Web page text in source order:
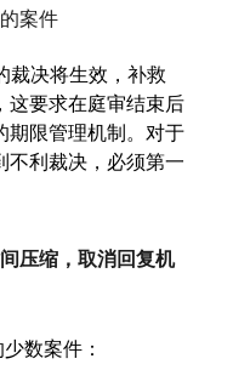
案件
裁决将生效，补救
这要求在庭审结束后
期限管理机制。对于
不利裁决，必须第一
压缩，取消回复机
数案件：